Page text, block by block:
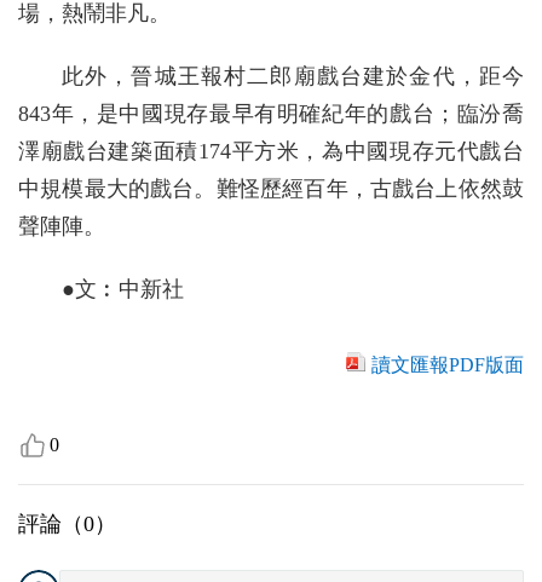
場，熱鬧非凡。
此外，晉城王報村二郎廟戲台建於金代，距今
843年，是中國現存最早有明確紀年的戲台；臨汾喬
澤廟戲台建築面積174平方米，為中國現存元代戲台
中規模最大的戲台。難怪歷經百年，古戲台上依然鼓
聲陣陣。
●文︰中新社
讀文匯報PDF版面
0
評論（0）